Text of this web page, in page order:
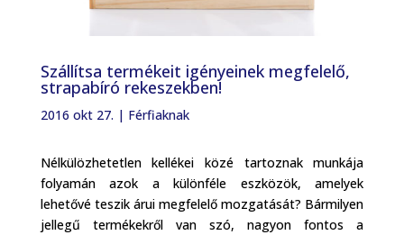
Szállítsa termékeit igényeinek megfelelő,
strapabíró rekeszekben!
2016 okt 27. | Férfiaknak
Nélkülözhetetlen kellékei közé tartoznak munkája
folyamán azok a különféle eszközök, amelyek
lehetővé teszik árui megfelelő mozgatását? Bármilyen
jellegű termékekről van szó, nagyon fontos a